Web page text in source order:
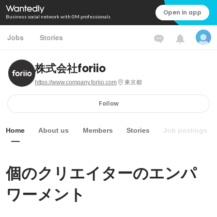
Business social network with 0M professionals Open in app
Jobs Stories
株式会社foriio
https://www.company.foriio.com 東京都
Follow
Home About us Members Stories Job postings
個のクリエイターのエンパ
ワーメント